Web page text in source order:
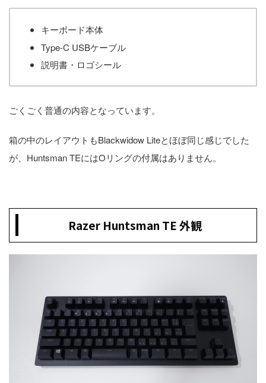
キーボード本体
Type-C USBケーブル
説明書・ロゴシール
ごくごく普通の内容となっています。
箱の中のレイアウトもBlackwidow Liteとほぼ同じ感じでした
が、Huntsman TEにはOリングの付属はありません。
Razer Huntsman TE 外観